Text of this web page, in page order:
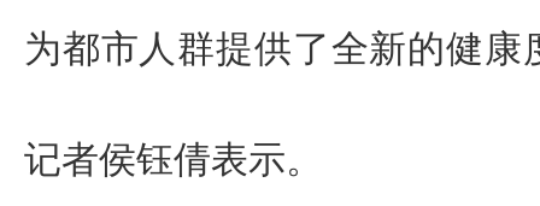
为都市人群提供了全新的健康
记者侯钰倩表示。